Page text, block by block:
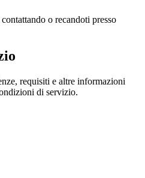
o recandoti presso
requisiti e altre informazioni
di servizio.